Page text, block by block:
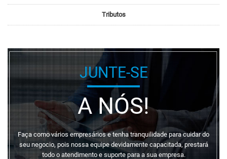
Tributos
JUNTE-SE
A NÓS!
Faça como vários empresários e tenha tranquilidade para cuidar do
seu negocio, pois nossa equipe devidamente capacitada, prestará
todo o atendimento e suporte para a sua empresa.